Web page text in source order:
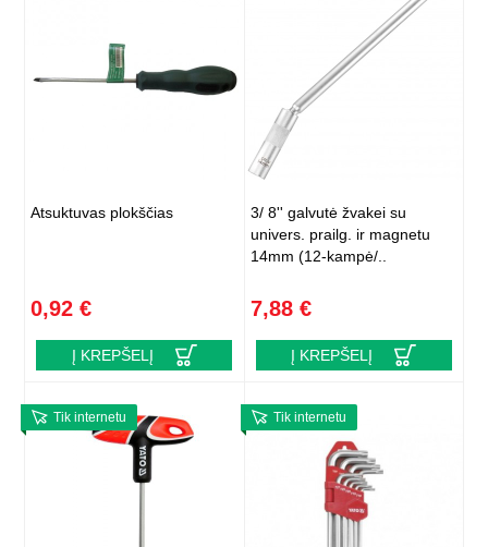
Atsuktuvas plokščias
0,92 €
Į KREPŠELĮ
3/ 8'' galvutė žvakei su
univers. prailg. ir magnetu
14mm (12-kampė/..
7,88 €
Į KREPŠELĮ
Tik internetu Tik internetu